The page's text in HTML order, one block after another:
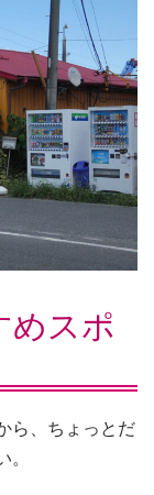
スポ
ら、ちょっとだ